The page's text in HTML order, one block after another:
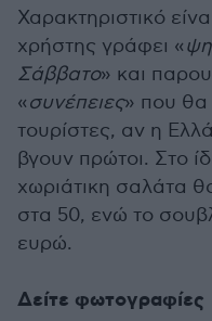
Χαρακτηριστικό
χρήστης γράφει «
Σάββατο» και
«συνέπειες» που θα
τουρίστες, αν η
βγουν πρώτοι. Στο
χωριάτικη σαλάτα
στα 50, ενώ το
ευρώ.
Δείτε φωτογραφίες